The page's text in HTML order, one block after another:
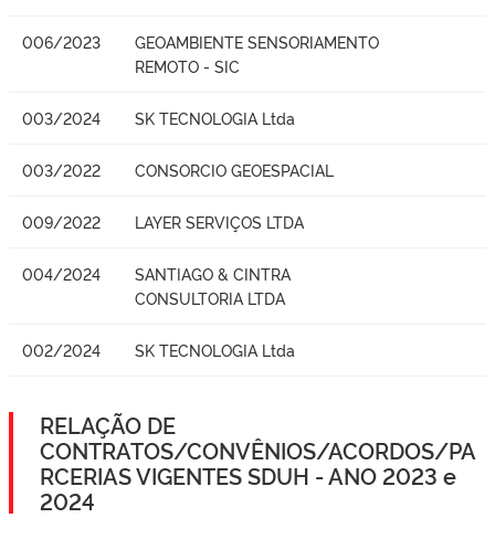
006/2023
GEOAMBIENTE SENSORIAMENTO
REMOTO - SIC
003/2024 SK TECNOLOGIA Ltda
003/2022 CONSORCIO GEOESPACIAL
009/2022 LAYER SERVIÇOS LTDA
004/2024
SANTIAGO & CINTRA
CONSULTORIA LTDA
002/2024 SK TECNOLOGIA Ltda
RELAÇÃO DE
CONTRATOS/CONVÊNIOS/ACORDOS/PA
RCERIAS VIGENTES SDUH - ANO 2023 e
2024